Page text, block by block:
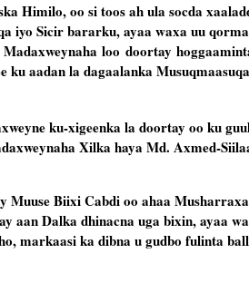
Himilo, oo si toos ah ula socda
iyo Sicir bararku, ayaa waxa uu
loo doortay
ku aadan la dagaalanka
ku-xigeenka la doortay oo ku
Xilka haya Md. Axmed-
Muuse Biixi Cabdi oo ahaa
aan Dalka dhinacna uga bixin, ayaa
markaasi ka dibna u gudbo fulinta